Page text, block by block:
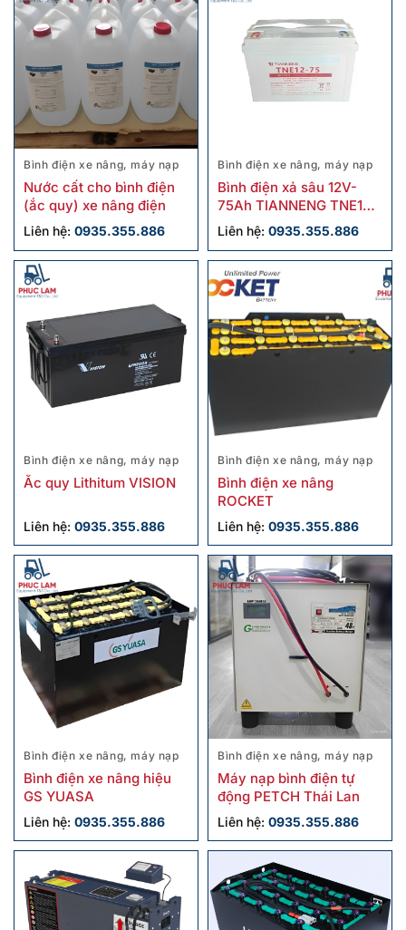
Bình điện xe nâng, máy nạp
Nước cất cho bình điện
(ắc quy) xe nâng điện
Liên hệ: 0935.355.886
Bình điện xe nâng, máy nạp
Bình điện xả sâu 12V-
75Ah TIANNENG TNE12-
75
Liên hệ: 0935.355.886
Bình điện xe nâng, máy nạp
Ắc quy Lithitum VISION
Liên hệ: 0935.355.886
Bình điện xe nâng, máy nạp
Bình điện xe nâng
ROCKET
Liên hệ: 0935.355.886
Bình điện xe nâng, máy nạp
Bình điện xe nâng hiệu
GS YUASA
Liên hệ: 0935.355.886
Bình điện xe nâng, máy nạp
Máy nạp bình điện tự
động PETCH Thái Lan
Liên hệ: 0935.355.886